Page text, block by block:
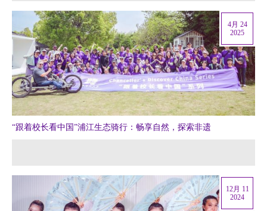
“跟着校长看中国”浦江生态骑行：畅享自然，探索非遗
4月 24
2025
12月 11
2024